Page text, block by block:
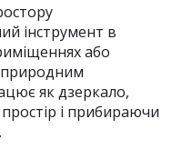
інструмент в
або
природним
як дзеркало,
і прибираючи